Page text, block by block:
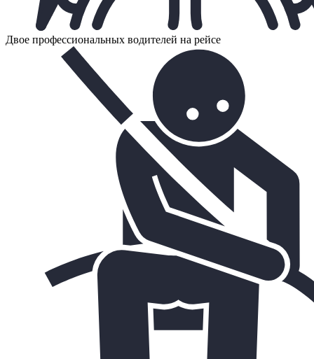
Двое профессиональных водителей на рейсе